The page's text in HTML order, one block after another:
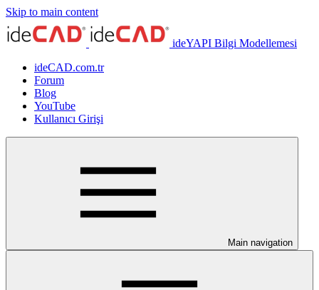
Skip to main content
ideYAPI Bilgi Modellemesi
ideCAD.com.tr
Forum
Blog
YouTube
Kullanıcı Girişi
Main navigation